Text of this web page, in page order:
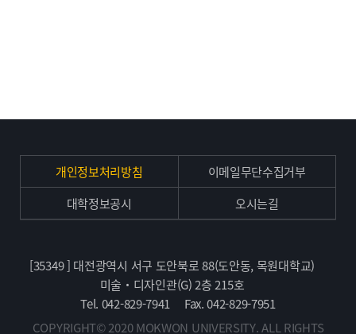
개인정보처리방침
이메일무단수집거부
대학정보공시
오시는길
[35349 ] 대전광역시 서구 도안북로 88(도안동, 목원대학교)
미술・디자인관(G) 2층 215호
Tel. 042-829-7941
Fax. 042-829-7951
COPYRIGHT© 2020 MOKWON UNIVERSITY. ALL RIGHTS